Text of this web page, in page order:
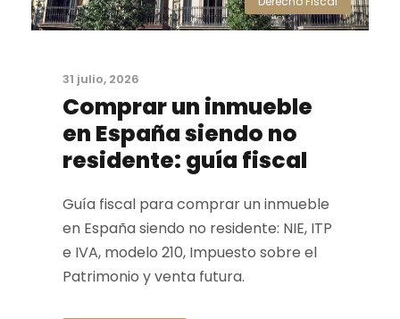
31 julio, 2026
Comprar un inmueble
en España siendo no
residente: guía fiscal
Guía fiscal para comprar un inmueble
en España siendo no residente: NIE, ITP
e IVA, modelo 210, Impuesto sobre el
Patrimonio y venta futura.